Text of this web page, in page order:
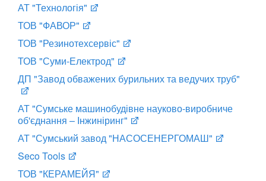
АТ "Технологія"
ТОВ "ФАВОР"
ТОВ "Резинотехсервіс"
ТОВ "Суми-Електрод"
ДП "Завод обважених бурильних та ведучих труб"
АТ "Сумське машинобудівне науково-виробниче
об'єднання – Інжиніринг"
АТ "Сумський завод "НАСОСЕНЕРГОМАШ"
Seco Tools
ТОВ "КЕРАМЕЙЯ"